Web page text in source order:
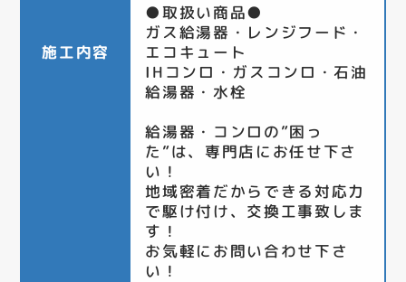
施工内容
●取扱い商品●
ガス給湯器・レンジフード・
エコキュート
IHコンロ・ガスコンロ・石油
給湯器・水栓
給湯器・コンロの”困っ
た”は、専門店にお任せ下さ
い！
地域密着だからできる対応力
で駆け付け、交換工事致しま
す！
お気軽にお問い合わせ下さ
い！